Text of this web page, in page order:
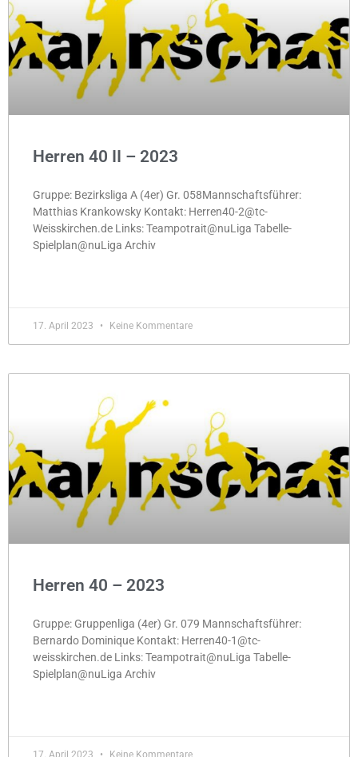
Herren 40 II – 2023
Gruppe: Bezirksliga A (4er) Gr. 058Mannschaftsführer:
Matthias Krankowsky Kontakt: Herren40-2@tc-
Weisskirchen.de Links: Teampotrait@nuLiga Tabelle-
Spielplan@nuLiga Archiv
17. April 2023 Keine Kommentare
Herren 40 – 2023
Gruppe: Gruppenliga (4er) Gr. 079 Mannschaftsführer:
Bernardo Dominique Kontakt: Herren40-1@tc-
weisskirchen.de Links: Teampotrait@nuLiga Tabelle-
Spielplan@nuLiga Archiv